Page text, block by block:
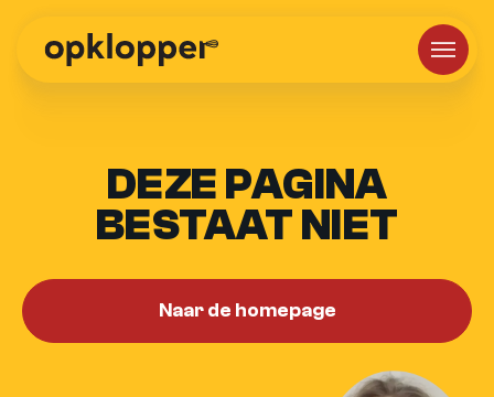
DEZE PAGINA
BESTAAT NIET
Naar de homepage